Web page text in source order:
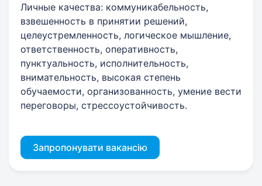
Личные качества: коммуникабельность,
взвешенность в принятии решений,
целеустремленность, логическое мышление,
ответственность, оперативность,
пунктуальность, исполнительность,
внимательность, высокая степень
обучаемости, организованность, умение вести
переговоры, стрессоустойчивость.
Запропонувати вакансію